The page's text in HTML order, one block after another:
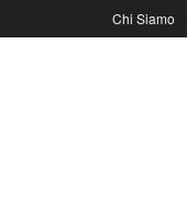
Chi Siamo